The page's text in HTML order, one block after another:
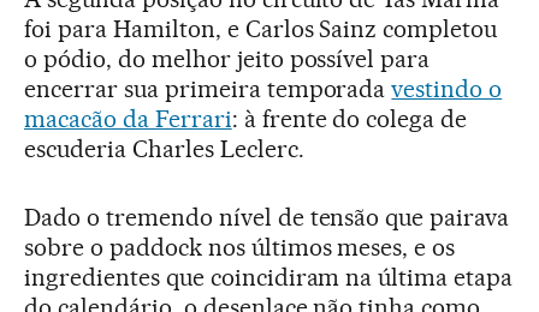
foi para Hamilton, e Carlos Sainz completou
o pódio, do melhor jeito possível para
encerrar sua primeira temporadavestindo o
macacão da Ferrari: à frente do colega de
escuderia Charles Leclerc.
Dado o tremendo nível de tensão que pairava
sobre o paddock nos últimos meses, e os
ingredientes que coincidiram na última etapa